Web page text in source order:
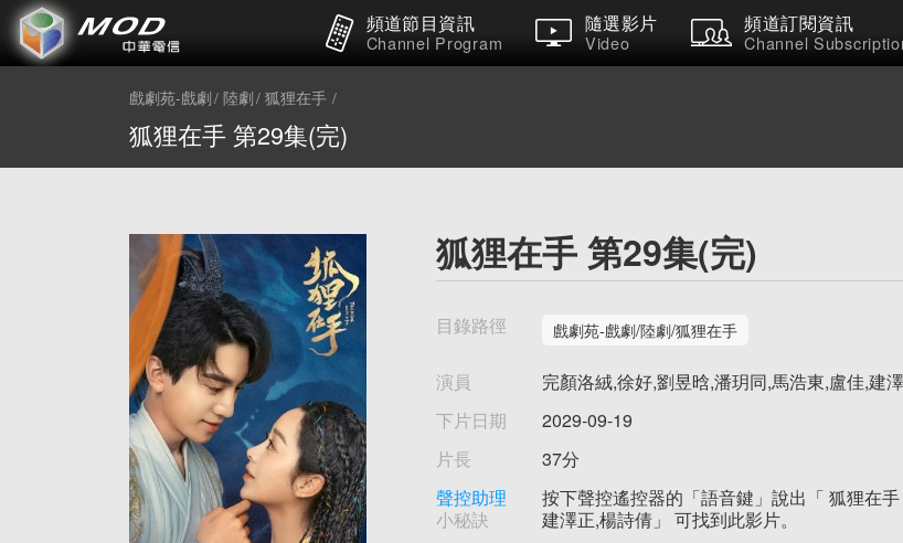
頻道節目資訊
Channel Program
隨選影片
Video
頻道訂閱資訊
Channel
戲劇苑-戲劇 陸劇 狐狸在手
狐狸在手 第29集(完)
狐狸在手 第29集(完)
目錄路徑 戲劇苑-戲劇/陸劇/狐狸在手
演員
完顏洛絨,徐好,劉昱晗,潘玥同,馬浩東,盧佳,建
下片日期
2029-09-19
片長
37分
聲控助理
小秘訣
按下聲控遙控器的「語音鍵」說出「 狐狸在
建澤正,楊詩倩」 可找到此影片。